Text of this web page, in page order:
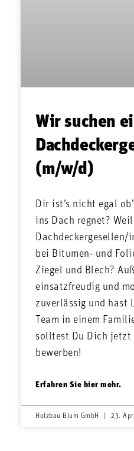
Wir suchen
(m/w/d)
Dir ist’s nicht egal
ins Dach regnet?
bei Bitumen- und
Ziegel und Blech?
einsatzfreudig und
zuverlässig und hast
Team in einem
solltest Du Dich jetzt
bewerben!
Erfahren Sie hier mehr.
Holzbau Blum GmbH 23.